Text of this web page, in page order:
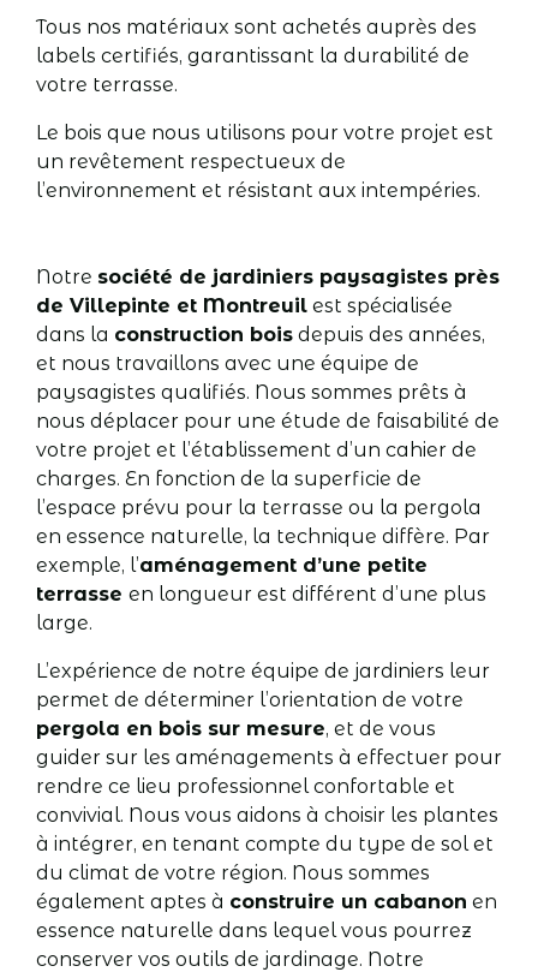
Tous nos matériaux sont achetés auprès des
labels certifiés, garantissant la durabilité de
votre terrasse.
Le bois que nous utilisons pour votre projet est
un revêtement respectueux de
l’environnement et résistant aux intempéries.
Notre société de jardiniers paysagistes près
de Villepinte et Montreuilest spécialisée
dans la construction boisdepuis des années,
et nous travaillons avec une équipe de
paysagistes qualifiés. Nous sommes prêts à
nous déplacer pour une étude de faisabilité de
votre projet et l’établissement d’un cahier de
charges. En fonction de la superficie de
l’espace prévu pour la terrasse ou la pergola
en essence naturelle, la technique diffère. Par
exemple, l’aménagement d’une petite
terrasse en longueur est différent d’une plus
large.
L’expérience de notre équipe de jardiniers leur
permet de déterminer l’orientation de votre
pergola en bois sur mesure, et de vous
guider sur les aménagements à effectuer pour
rendre ce lieu professionnel confortable et
convivial. Nous vous aidons à choisir les plantes
à intégrer, en tenant compte du type de sol et
du climat de votre région. Nous sommes
également aptes à construire un cabanon en
essence naturelle dans lequel vous pourrez
conserver vos outils de jardinage. Notre